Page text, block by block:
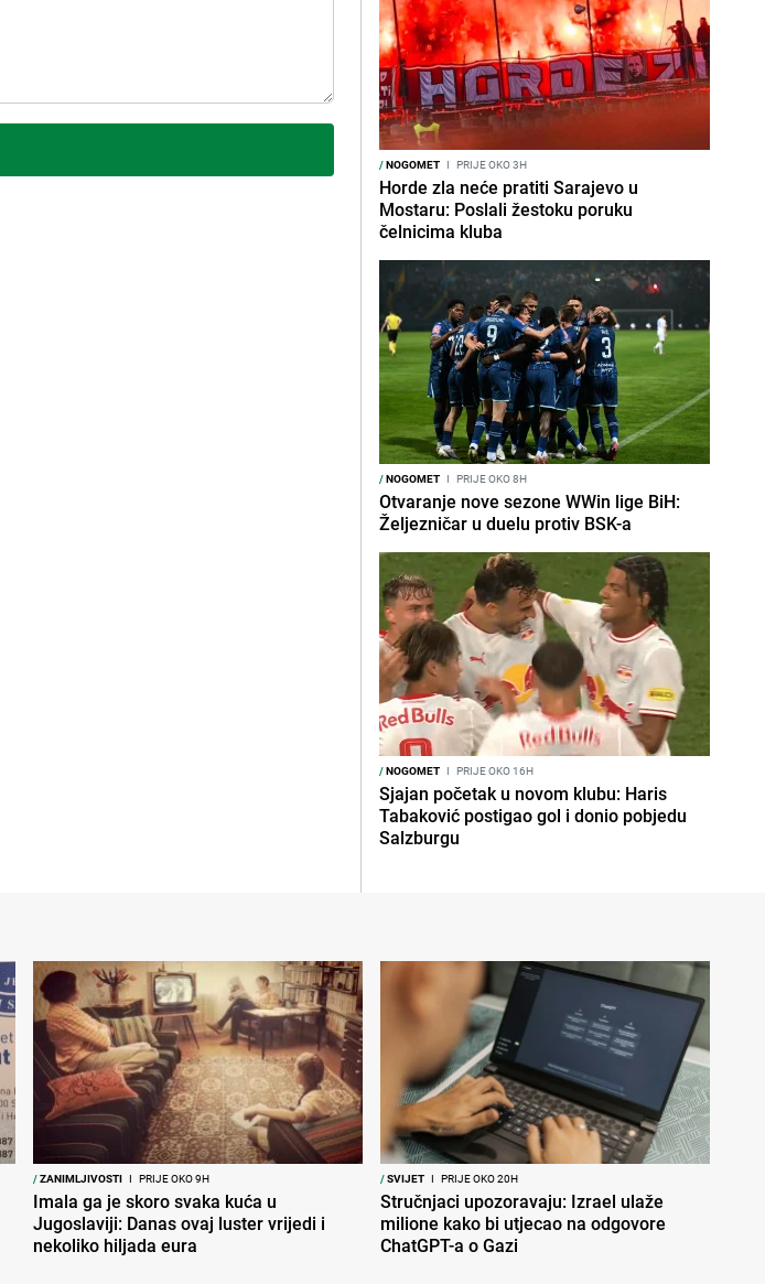
/NOGOMET I PRIJE OKO 3H
Horde zla neće pratiti Sarajevo u
Mostaru: Poslali žestoku poruku
čelnicima kluba
/NOGOMET I PRIJE OKO 8H
Otvaranje nove sezone WWin lige BiH:
Željezničar u duelu protiv BSK-a
/NOGOMET I PRIJE OKO 16H
Sjajan početak u novom klubu: Haris
Tabaković postigao gol i donio pobjedu
Salzburgu
/ZANIMLJIVOSTI I PRIJE OKO 9H
Imala ga je skoro svaka kuća u
Jugoslaviji: Danas ovaj luster vrijedi i
nekoliko hiljada eura
/SVIJET I PRIJE OKO 20H
Stručnjaci upozoravaju: Izrael ulaže
milione kako bi utjecao na odgovore
ChatGPT-a o Gazi